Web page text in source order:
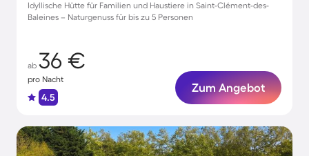
Idyllische Hütte für Familien und Haustiere in Saint-Clément-des-
Baleines – Naturgenuss für bis zu 5 Personen
ab 36 €
pro Nacht
4.5
Zum Angebot